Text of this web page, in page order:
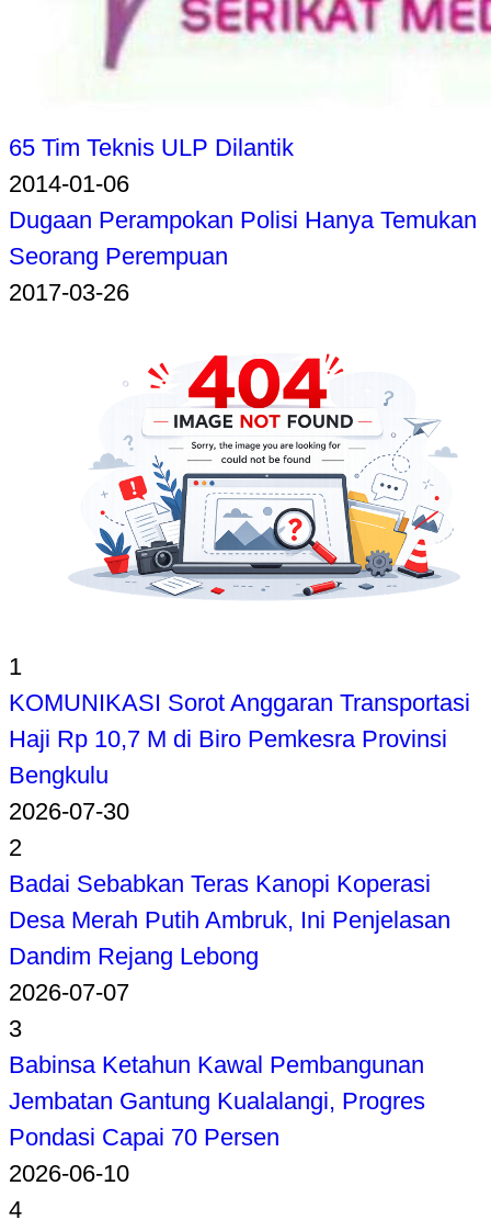
65 Tim Teknis ULP Dilantik
2014-01-06
Dugaan Perampokan Polisi Hanya Temukan
Seorang Perempuan
2017-03-26
1
KOMUNIKASI Sorot Anggaran Transportasi
Haji Rp 10,7 M di Biro Pemkesra Provinsi
Bengkulu
2026-07-30
2
Badai Sebabkan Teras Kanopi Koperasi
Desa Merah Putih Ambruk, Ini Penjelasan
Dandim Rejang Lebong
2026-07-07
3
Babinsa Ketahun Kawal Pembangunan
Jembatan Gantung Kualalangi, Progres
Pondasi Capai 70 Persen
2026-06-10
4